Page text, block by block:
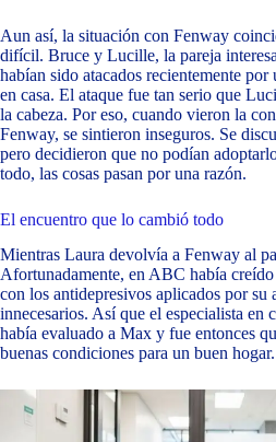
Aun así, la situación con Fenway
difícil. Bruce y Lucille, la pareja
habían sido atacados recientemente
en casa. El ataque fue tan serio que
la cabeza. Por eso, cuando vieron la
Fenway, se sintieron inseguros. Se
pero decidieron que no podían
todo, las cosas pasan por una razón.
El encuentro que lo cambió todo
Mientras Laura devolvía a Fenway al
Afortunadamente, en ABC había
con los antidepresivos aplicados por su
innecesarios. Así que el especialista en
había evaluado a Max y fue entonces
buenas condiciones para un buen hogar.